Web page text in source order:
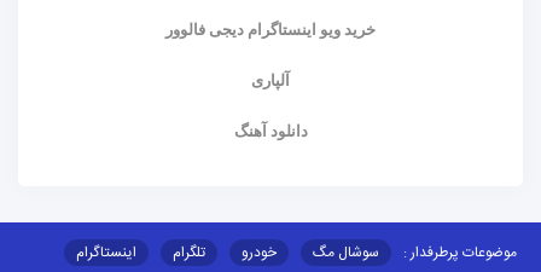
خرید ویو اینستاگرام دیجی فالوور
آلپاری
دانلود آهنگ
موضوعات پرطرفدار : سوشال مگ خودرو تلگرام
اینستاگرام